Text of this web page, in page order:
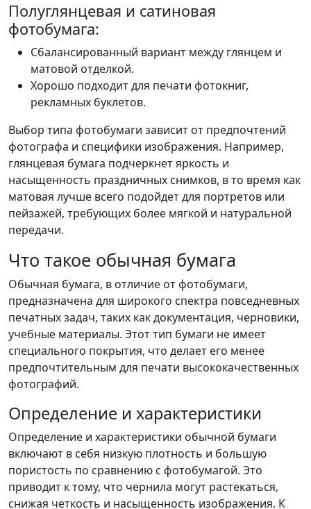
Полуглянцевая и сатиновая
фотобумага:
Сбалансированный вариант между глянцем и
матовой отделкой.
Хорошо подходит для печати фотокниг,
рекламных буклетов.
Выбор типа фотобумаги зависит от предпочтений
фотографа и специфики изображения. Например,
глянцевая бумага подчеркнет яркость и
насыщенность праздничных снимков, в то время как
матовая лучше всего подойдет для портретов или
пейзажей, требующих более мягкой и натуральной
передачи.
Что такое обычная бумага
Обычная бумага, в отличие от фотобумаги,
предназначена для широкого спектра повседневных
печатных задач, таких как документация, черновики,
учебные материалы. Этот тип бумаги не имеет
специального покрытия, что делает его менее
предпочтительным для печати высококачественных
фотографий.
Определение и характеристики
Определение и характеристики обычной бумаги
включают в себя низкую плотность и большую
пористость по сравнению с фотобумагой. Это
приводит к тому, что чернила могут растекаться,
снижая четкость и насыщенность изображения. К